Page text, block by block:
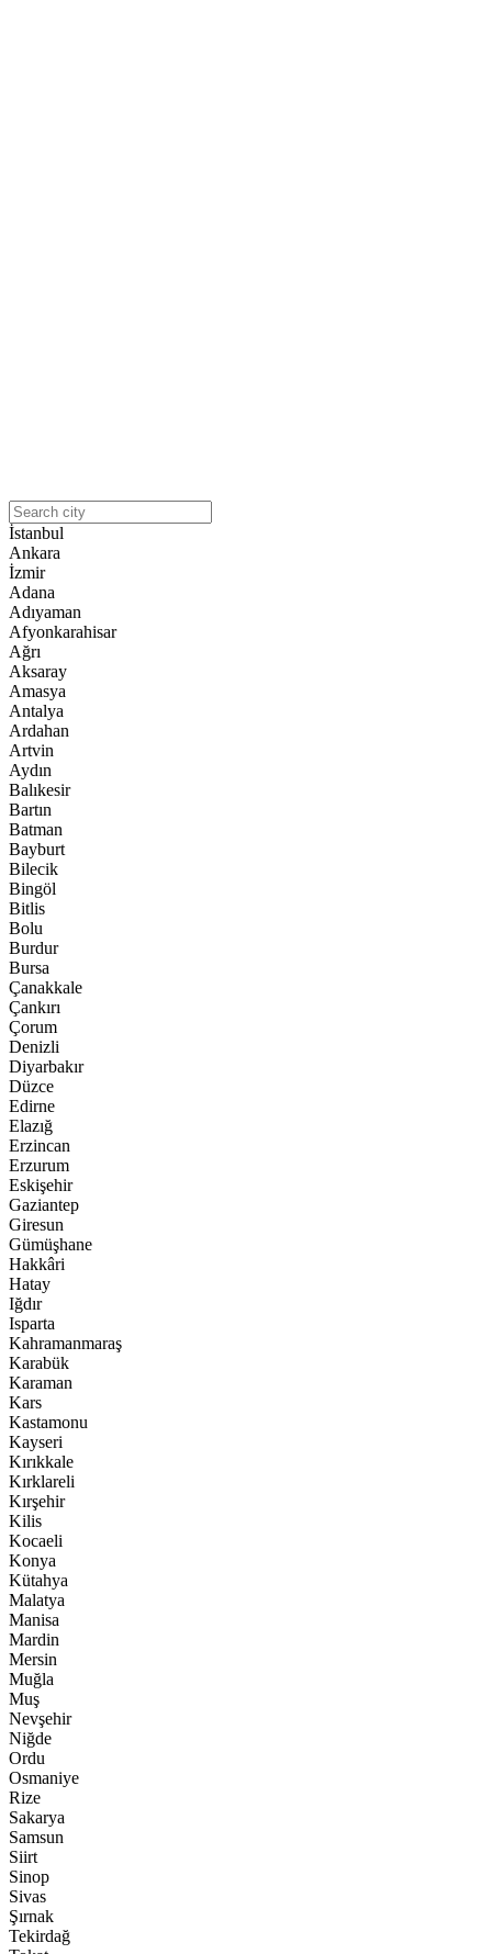
İstanbul
Ankara
İzmir
Adana
Adıyaman
Afyonkarahisar
Ağrı
Aksaray
Amasya
Antalya
Ardahan
Artvin
Aydın
Balıkesir
Bartın
Batman
Bayburt
Bilecik
Bingöl
Bitlis
Bolu
Burdur
Bursa
Çanakkale
Çankırı
Çorum
Denizli
Diyarbakır
Düzce
Edirne
Elazığ
Erzincan
Erzurum
Eskişehir
Gaziantep
Giresun
Gümüşhane
Hakkâri
Hatay
Iğdır
Isparta
Kahramanmaraş
Karabük
Karaman
Kars
Kastamonu
Kayseri
Kırıkkale
Kırklareli
Kırşehir
Kilis
Kocaeli
Konya
Kütahya
Malatya
Manisa
Mardin
Mersin
Muğla
Muş
Nevşehir
Niğde
Ordu
Osmaniye
Rize
Sakarya
Samsun
Siirt
Sinop
Sivas
Şırnak
Tekirdağ